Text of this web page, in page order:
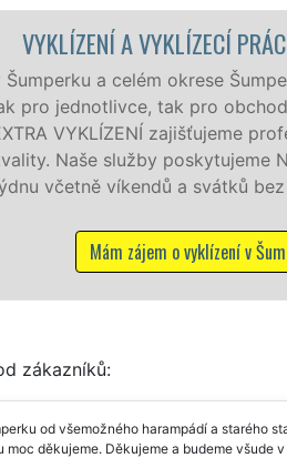
služby vyklízení, a to
Pod značkou sítě
servis se zárukou
hodin denně, 7 dní v
zákazníků:
od všemožného harampádí a starého
moc děkujeme. Děkujeme a budeme všude